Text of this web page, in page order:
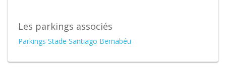
Les parkings associés
Parkings Stade Santiago Bernabéu